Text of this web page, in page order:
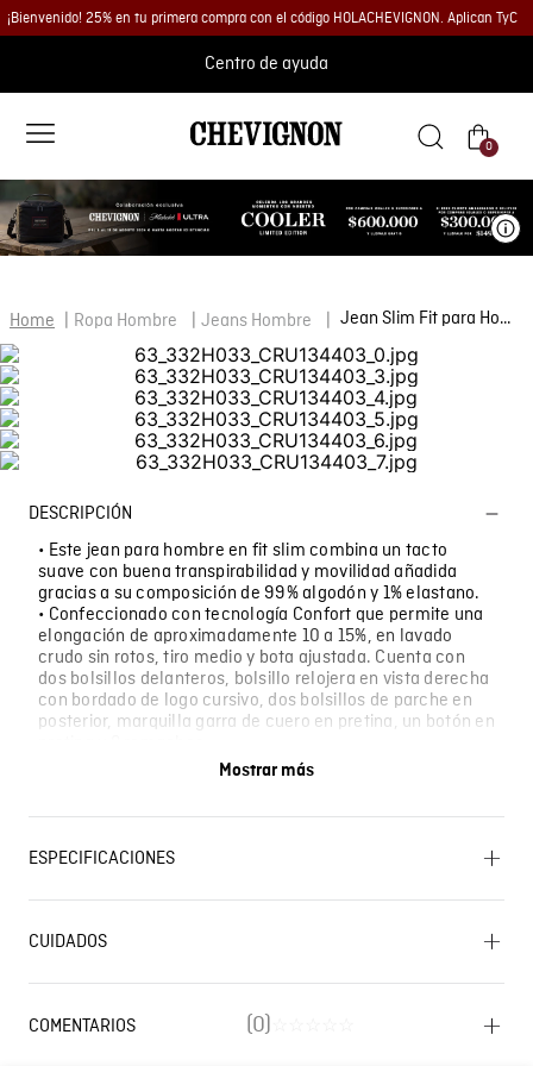
¡Bienvenido! 25% en tu primera compra con el código HOLACHEVIGNON. Aplican TyC
Centro de ayuda
0
Ropa Hombre Jeans Hombre Jean Slim Fit para Hombre
DESCRIPCIÓN
• Este jean para hombre en fit slim combina un tacto
suave con buena transpirabilidad y movilidad añadida
gracias a su composición de 99% algodón y 1% elastano.
• Confeccionado con tecnología Confort que permite una
elongación de aproximadamente 10 a 15%, en lavado
crudo sin rotos, tiro medio y bota ajustada. Cuenta con
dos bolsillos delanteros, bolsillo relojera en vista derecha
con bordado de logo cursivo, dos bolsillos de parche en
posterior, marquilla garra de cuero en pretina, un botón en
• Combina bien con una camisa de lino por dentro del
• Para recorrer el centro comercial un sábado por la
comodidad del corte, o para salir a cenar sin necesidad de
Mostrar más
ESPECIFICACIONES
Lavado SIC
sombra. OTROS: Lavar con colores similares. OTROS:
Lavar separadamente. CUIDADO TEXTIL PROFESIONAL:
BLANQUEADO: No usar blanqueador. LAVADO:
PLANCHADO: No planchar. SECADO: No secar en
CUIDADOS
COMENTARIOS (0)